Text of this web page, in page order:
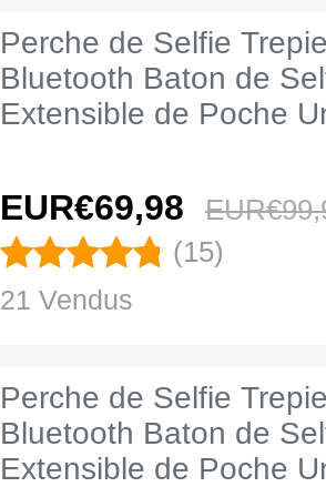
Perche de Selfie
Bluetooth Baton de
Extensible de Poche
EUR€69,98 EUR€99,
(15)
21 Vendus
Perche de Selfie
Bluetooth Baton de
Extensible de Poche